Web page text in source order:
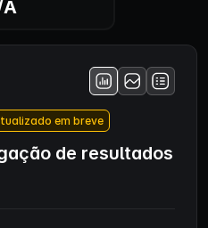
em breve
de resultados